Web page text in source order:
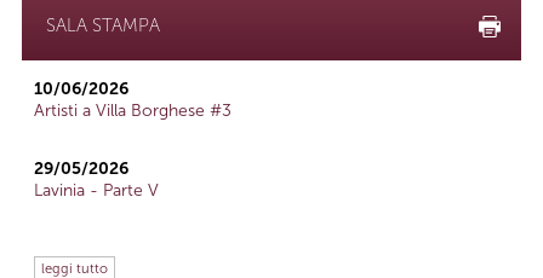
SALA STAMPA
10/06/2026
Artisti a Villa Borghese #3
29/05/2026
Lavinia - Parte V
leggi tutto